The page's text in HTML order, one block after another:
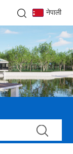
नेपाली